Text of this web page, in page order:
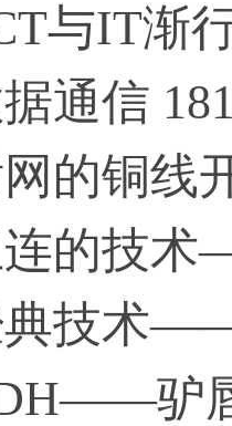
与IT渐
通信
的铜
连的技
典技术
驴